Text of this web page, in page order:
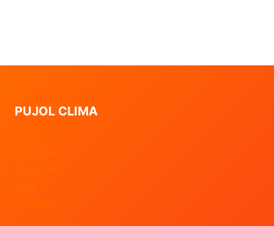
PUJOL CLIMA